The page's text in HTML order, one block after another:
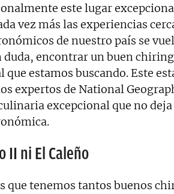
este lugar
vez más las experiencias
de nuestro país se
duda, encontrar un buen
que estamos buscando. Este
expertos de National
excepcional que no deja
II ni El Caleño
que tenemos tantos buenos